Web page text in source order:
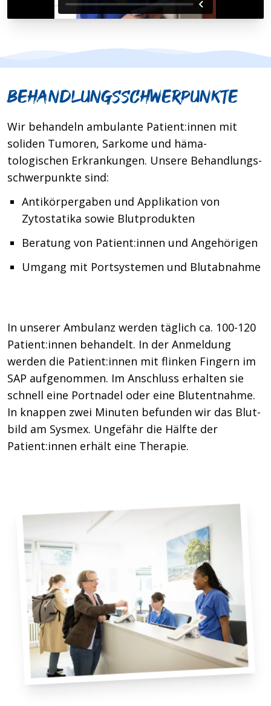
BEHANDLUNGSSCHWERPUNKTE
Wir behandeln ambulante Patient:innen mit
soliden Tumoren, Sarkome und häma­
tologischen Er­krank­ungen. Unsere Behandlungs­
schwerpunkte sind:
Antikörpergaben und Applikation von
Zytostatika sowie Blutprodukten
Beratung von Patient:innen und Angehörigen
Umgang mit Portsystemen und Blutabnahme
In unserer Ambulanz werden täglich ca. 100-120
Patient:innen behandelt. In der An­meldung
werden die Patient:innen mit flinken Fingern im
SAP auf­ge­nom­men. Im An­schluss erhalten sie
schnell eine Port­nadel oder eine Blut­ent­nahme.
In knappen zwei Minuten befunden wir das Blut­
bild am Sysmex. Ungefähr die Hälfte der
Patient:innen erhält eine Therapie.